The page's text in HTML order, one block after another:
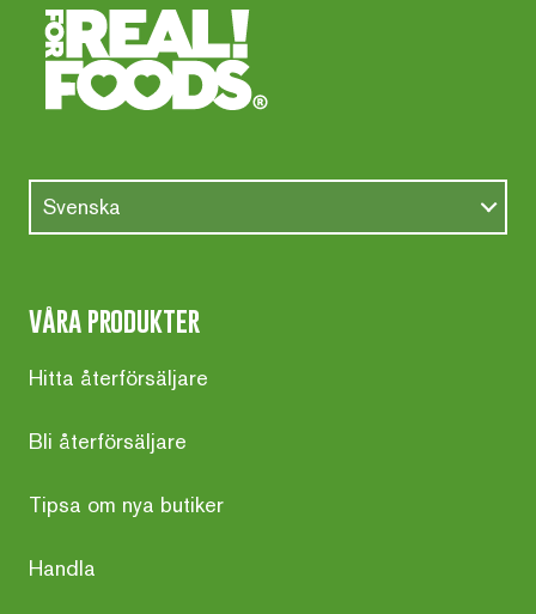
Svenska
våra produkter
Hitta återförsäljare
Bli återförsäljare
Tipsa om nya butiker
Handla